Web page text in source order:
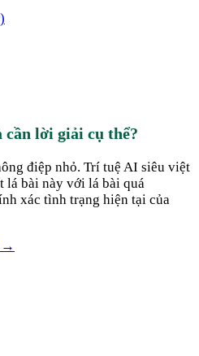
)
cần lời giải cụ thể?
điệp nhỏ. Trí tuệ AI siêu việt
lá bài này với lá bài quá
xác tình trạng hiện tại của
→